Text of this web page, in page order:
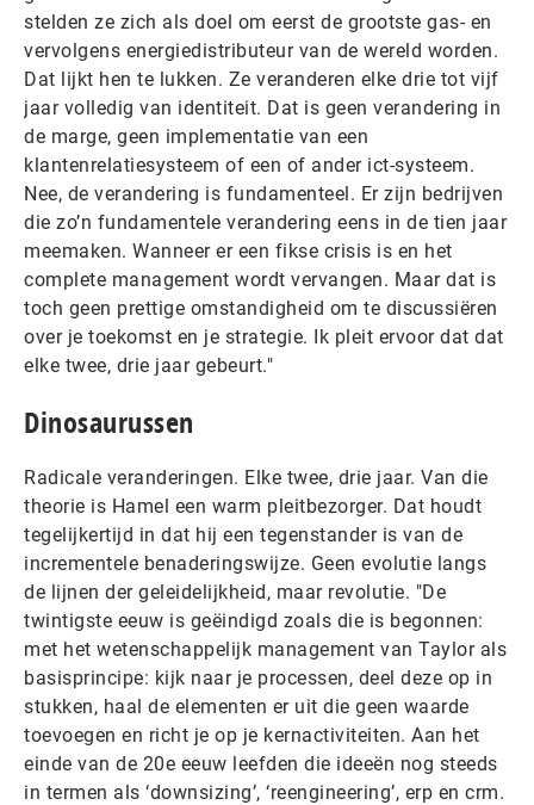
stelden ze zich als doel om eerst de grootste gas- en
vervolgens energiedistributeur van de wereld worden.
Dat lijkt hen te lukken. Ze veranderen elke drie tot vijf
jaar volledig van identiteit. Dat is geen verandering in
de marge, geen implementatie van een
klantenrelatiesysteem of een of ander ict-systeem.
Nee, de verandering is fundamenteel. Er zijn bedrijven
die zo’n fundamentele verandering eens in de tien jaar
meemaken. Wanneer er een fikse crisis is en het
complete management wordt vervangen. Maar dat is
toch geen prettige omstandigheid om te discussiëren
over je toekomst en je strategie. Ik pleit ervoor dat dat
elke twee, drie jaar gebeurt."
Dinosaurussen
Radicale veranderingen. Elke twee, drie jaar. Van die
theorie is Hamel een warm pleitbezorger. Dat houdt
tegelijkertijd in dat hij een tegenstander is van de
incrementele benaderingswijze. Geen evolutie langs
de lijnen der geleidelijkheid, maar revolutie. "De
twintigste eeuw is geëindigd zoals die is begonnen:
met het wetenschappelijk management van Taylor als
basisprincipe: kijk naar je processen, deel deze op in
stukken, haal de elementen er uit die geen waarde
toevoegen en richt je op je kernactiviteiten. Aan het
einde van de 20e eeuw leefden die ideeën nog steeds
in termen als ‘downsizing’, ‘reengineering’, erp en crm.